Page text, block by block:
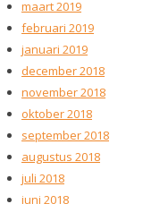
maart 2019
februari 2019
januari 2019
december 2018
november 2018
oktober 2018
september 2018
augustus 2018
juli 2018
juni 2018